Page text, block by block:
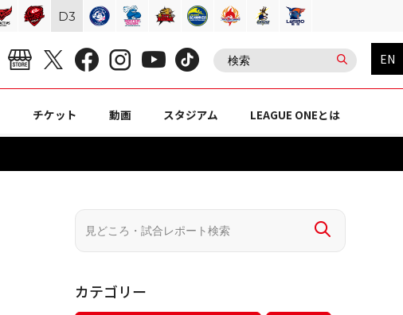
EN
チケット 動画 スタジアム LEAGUE ONEとは
カテゴリー
D3